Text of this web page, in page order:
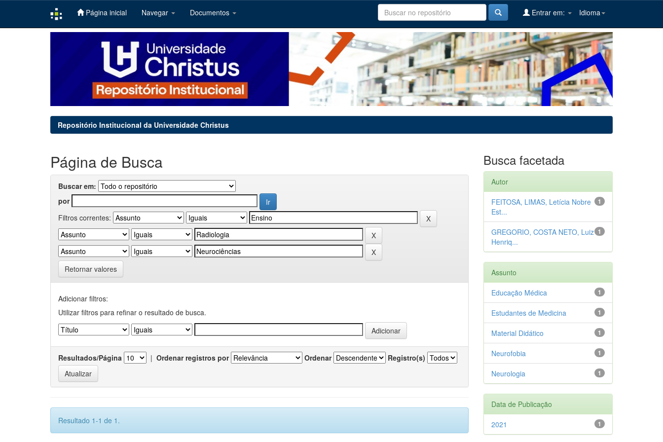
Página inicial Navegar Documentos Idioma
Entrar em:
Repositório Institucional da Universidade Christus
Página de Busca
Buscar em:
por
Filtros correntes:
Retornar valores
Adicionar filtros:
Utilizar filtros para refinar o resultado de busca.
Resultados/Página | Ordenar registros por Ordenar Registro(s)
Resultado 1-1 de 1.
Busca facetada
Autor
1
FEITOSA, LIMAS, Letícia Nobre
Est...
1
GREGORIO, COSTA NETO, Luiz
Henriq...
Assunto
1
Educação Médica
1
Estudantes de Medicina
1
Material Didático
1
Neurofobia
1
Neurologia
Data de Publicação
1
2021